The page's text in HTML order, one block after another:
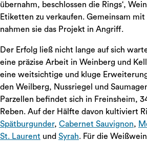
übernahm, beschlossen die Rings‘,
Etiketten zu verkaufen. Gemeinsam
nahmen sie das Projekt in Angriff.
Der Erfolg ließ nicht lange auf sich
eine präzise Arbeit in Weinberg und
eine weitsichtige und kluge
den Weilberg, Nussriegel und
Parzellen befindet sich in Freinsheim,
Reben. Auf der Hälfte davon kultiviert
Spätburgunder, Cabernet Sauvignon,
St. Laurent und Syrah. Für die